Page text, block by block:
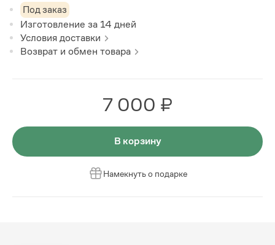
Под заказ
Изготовление за 14 дней
Условия доставки
Возврат и обмен товара
7 000 ₽
В корзину
Намекнуть о подарке